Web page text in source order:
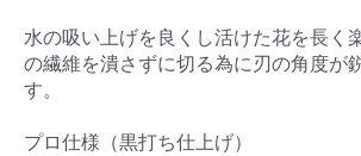
水の吸い上げを良くし活けた花を長く
の繊維を潰さずに切る為に刃の角度が
す。
プロ仕様（黒打ち仕上げ）